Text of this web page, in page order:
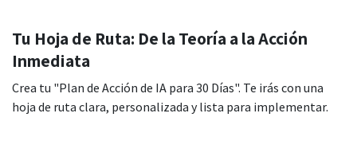
Tu Hoja de Ruta: De la Teoría a la Acción
Inmediata
Crea tu "Plan de Acción de IA para 30 Días". Te irás con una
hoja de ruta clara, personalizada y lista para implementar.